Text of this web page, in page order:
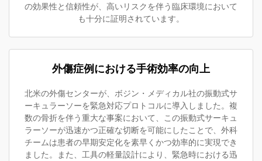
の効果性と信頼性が、高いリスクを伴う臨床環境において
も十分に証明されています。
外傷症例における手術効率の向上
北米の外傷センターが、ボジン・メディカル社の振動式サ
ーキュラーソーを緊急対応プロトコルに導入しました。複
数の骨折を伴う重大な事案において、この振動式サーキュ
ラーソーが迅速かつ正確な切断を可能にしたことで、外科
チームは患者の早期安定化を素早くかつ効率的に実現でき
ました。また、工具の軽量設計により、緊急時における迅